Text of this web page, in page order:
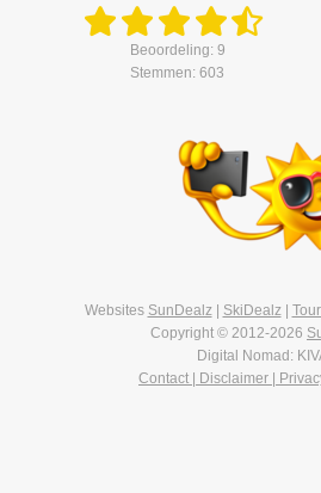
Beoordeling: 9
Stemmen: 603
Websites SunDealz| SkiDealz|
Copyright © 2012-2026
Digital Nomad:
Contact | Disclaimer |